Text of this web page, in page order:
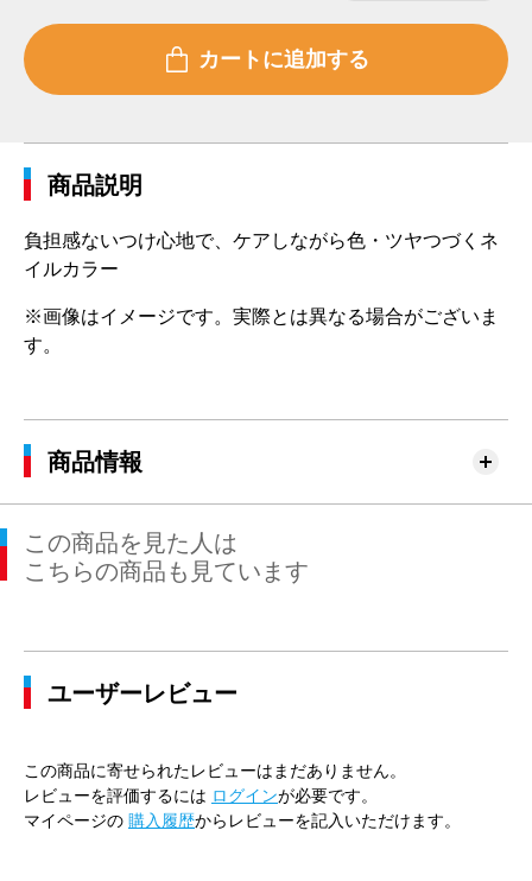
商品説明
負担感ないつけ心地で、ケアしながら色・ツヤつづくネ
イルカラー
※画像はイメージです。実際とは異なる場合がございま
す。
商品情報
この商品を見た人は
こちらの商品も見ています
ユーザーレビュー
この商品に寄せられたレビューはまだありません。
レビューを評価するには ログインが必要です。
マイページの 購入履歴からレビューを記入いただけます。